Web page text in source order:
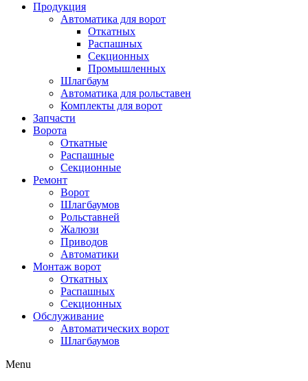
Продукция
Автоматика для ворот
Откатных
Распашных
Секционных
Промышленных
Шлагбаум
Автоматика для рольставен
Комплекты для ворот
Запчасти
Ворота
Откатные
Распашные
Секционные
Ремонт
Ворот
Шлагбаумов
Рольставней
Жалюзи
Приводов
Автоматики
Монтаж ворот
Откатных
Распашных
Секционных
Обслуживание
Автоматических ворот
Шлагбаумов
Menu